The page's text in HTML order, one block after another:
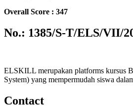
Overall Score : 347
No.: 1385/S-T/ELS/VII/
ELSKILL merupakan platforms kursus
System) yang mempermudah siswa
Contact